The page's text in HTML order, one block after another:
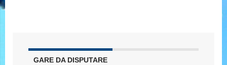
GARE DA DISPUTARE